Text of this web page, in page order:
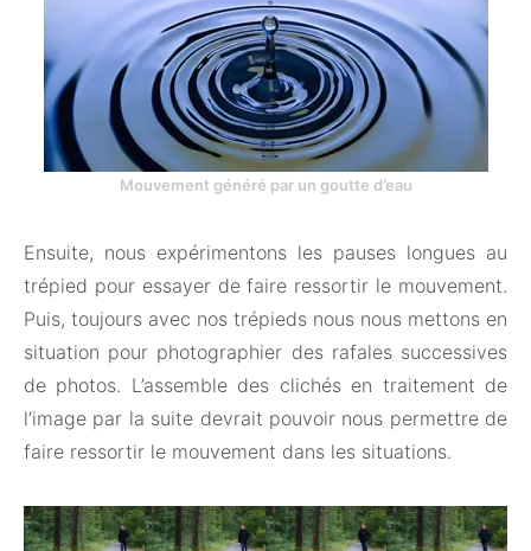
Mouvement généré par un goutte d’eau
Ensuite, nous expérimentons les pauses longues au
trépied pour essayer de faire ressortir le mouvement.
Puis, toujours avec nos trépieds nous nous mettons en
situation pour photographier des rafales successives
de photos. L’assemble des clichés en traitement de
l’image par la suite devrait pouvoir nous permettre de
faire ressortir le mouvement dans les situations.